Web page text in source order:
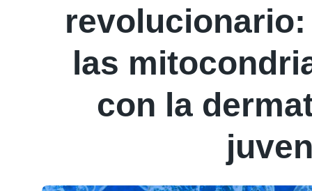
las
con la